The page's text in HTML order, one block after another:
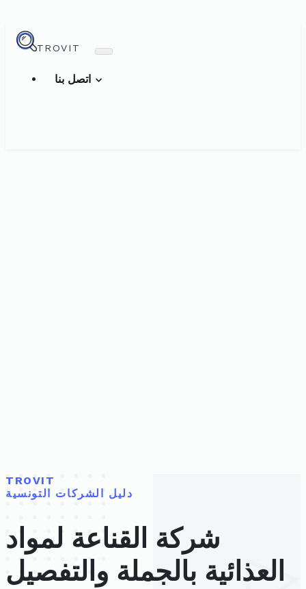
TROVIT
TROVIT
دليل الشركات التونسية
شركة القناعة لمواد
العذائية بالجملة والتفصيل